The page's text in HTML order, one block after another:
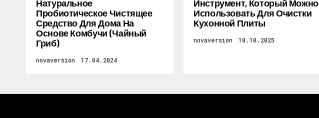
Натуральное
Пробиотическое Чистящее
Средство Для Дома На
Основе Комбучи (чайный
Гриб)
novaversion 17.04.2024
Инструмент, Который Можно
Использовать Для Очистки
Кухонной Плиты
novaversion 18.10.2025